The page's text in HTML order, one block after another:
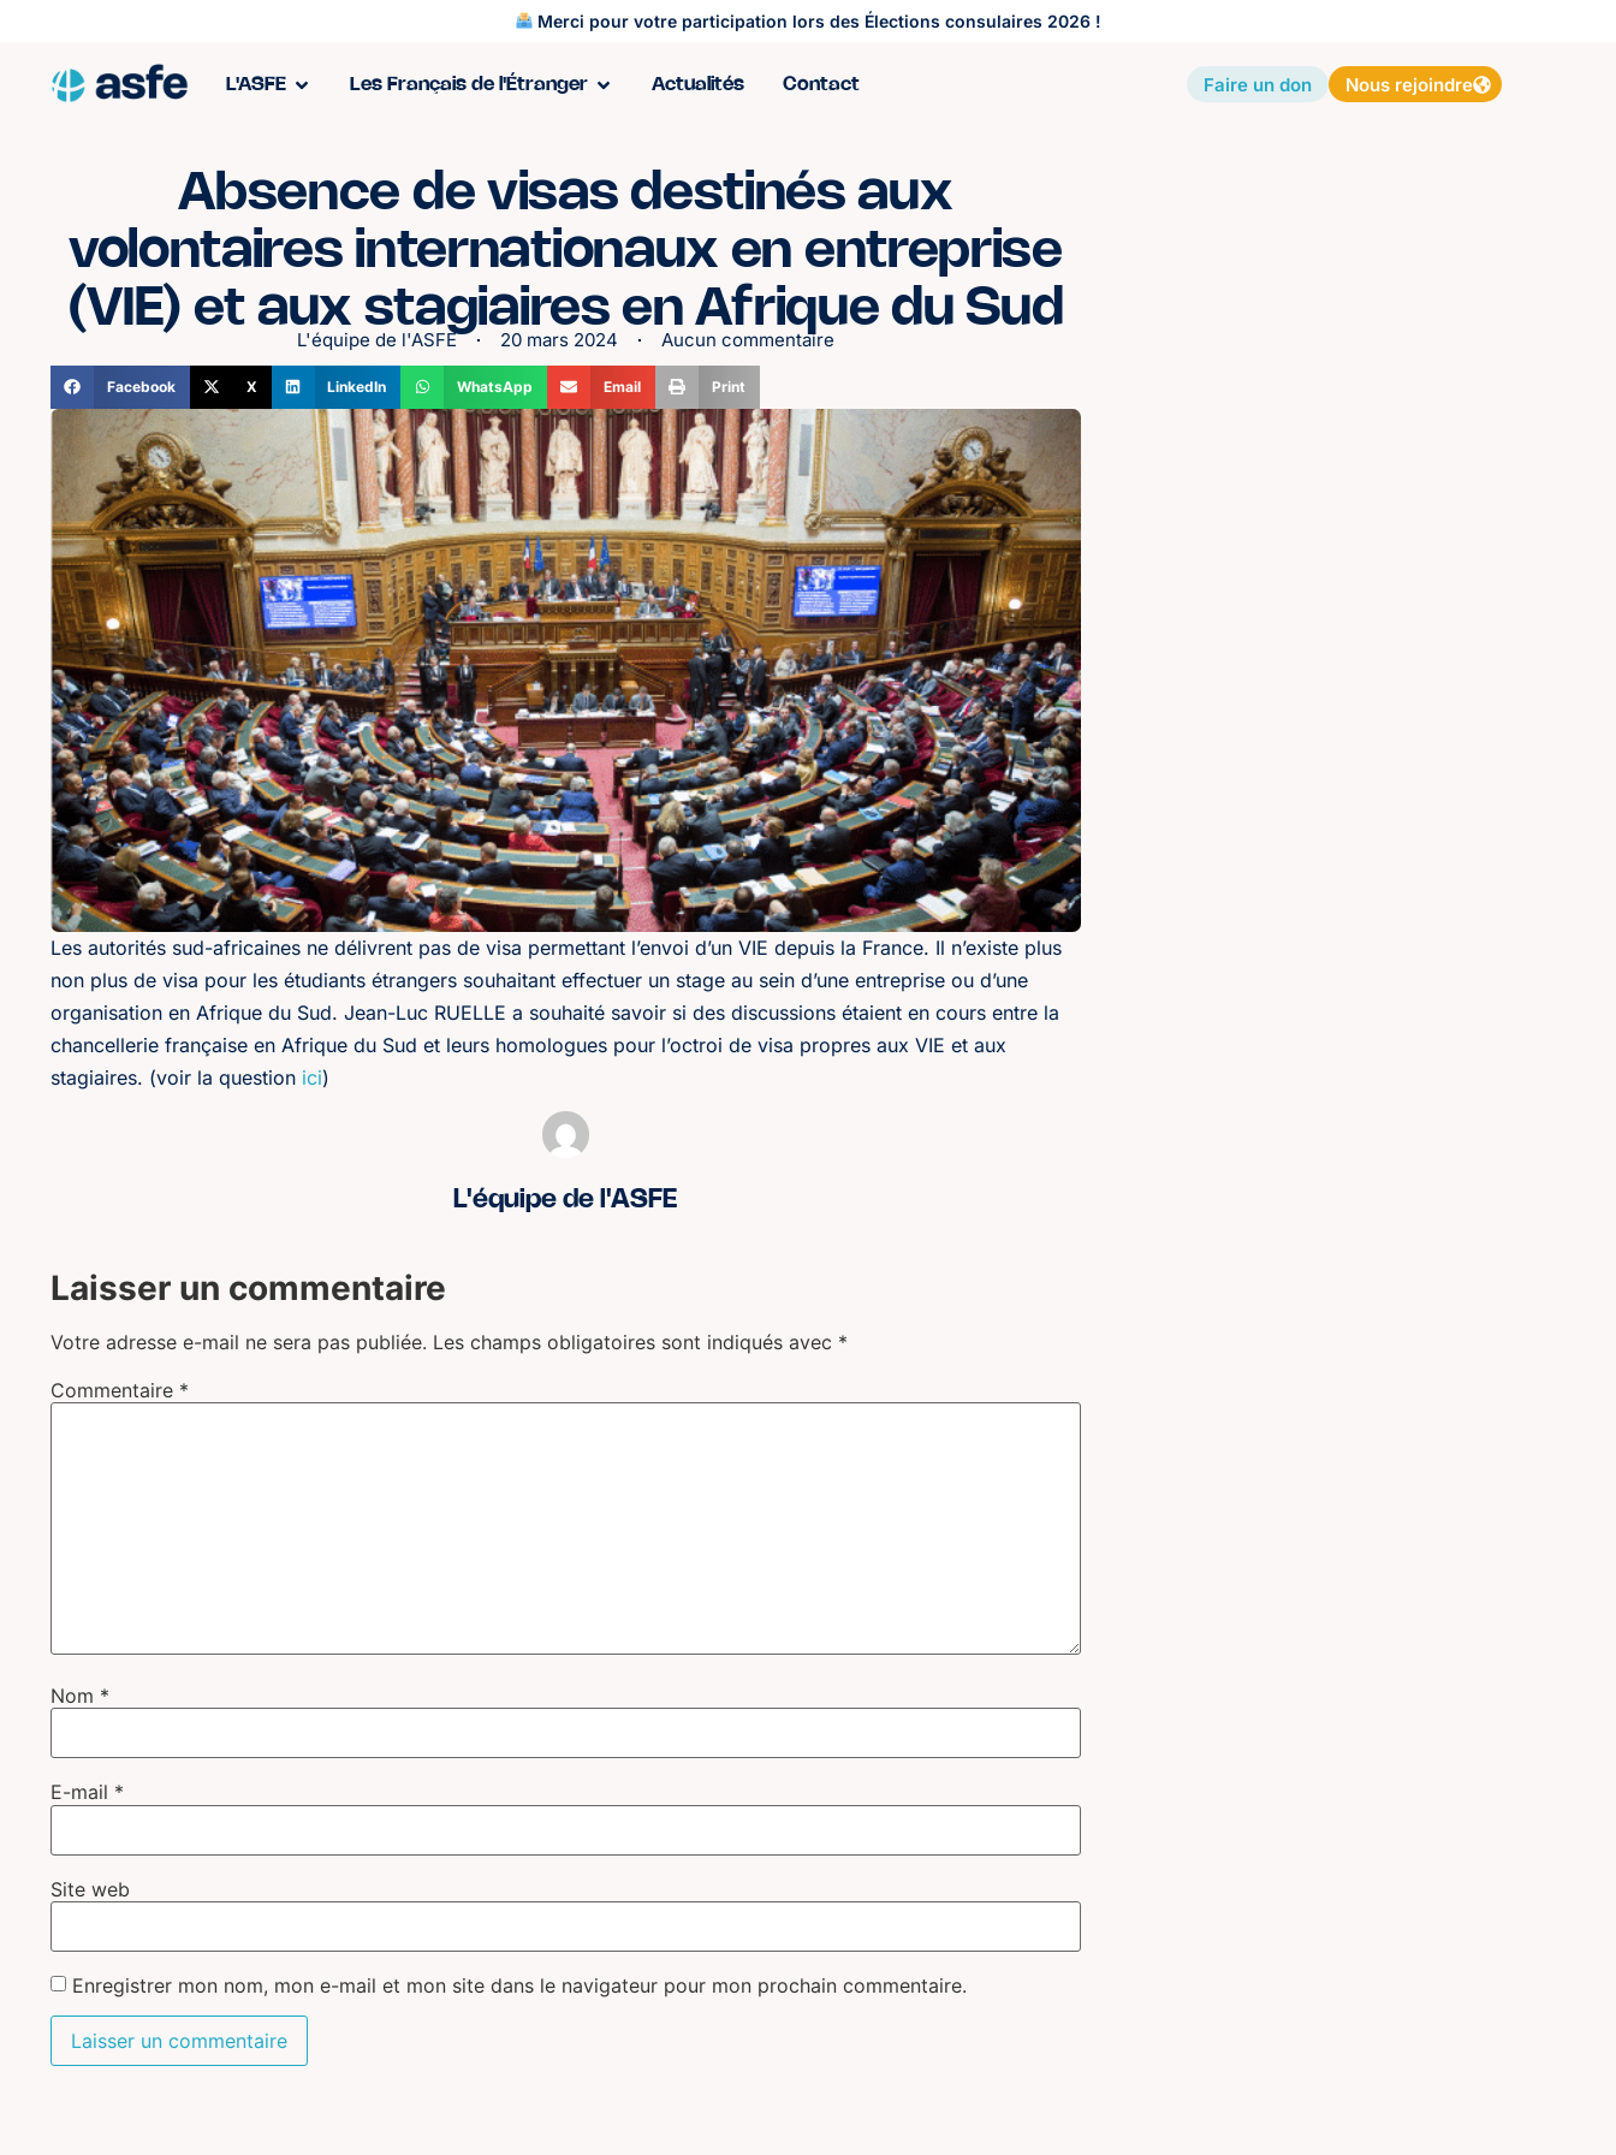
Merci pour votre participation lors des Élections consulaires 2026 !
L'ASFE Les Français de l'Étranger Actualités Contact Faire un don Nous rejoindre
Absence de visas destinés aux
volontaires internationaux en entreprise
(VIE) et aux stagiaires en Afrique du Sud
L'équipe de l'ASFE 20 mars 2024 Aucun commentaire
Facebook X LinkedIn WhatsApp Email Print
Les autorités sud-africaines ne délivrent pas de visa permettant l’envoi d’un VIE depuis la France. Il n’existe plus
non plus de visa pour les étudiants étrangers souhaitant effectuer un stage au sein d’une entreprise ou d’une
organisation en Afrique du Sud. Jean-Luc RUELLE a souhaité savoir si des discussions étaient en cours entre la
chancellerie française en Afrique du Sud et leurs homologues pour l’octroi de visa propres aux VIE et aux
stagiaires. (voir la question ici)
L'équipe de l'ASFE
Laisser un commentaire
Votre adresse e-mail ne sera pas publiée. Les champs obligatoires sont indiqués avec *
Commentaire *
Nom *
E-mail *
Site web
Enregistrer mon nom, mon e-mail et mon site dans le navigateur pour mon prochain commentaire.